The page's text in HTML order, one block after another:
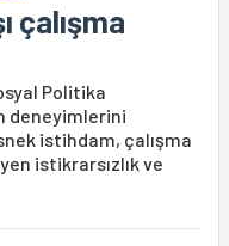
çalışma
Politika
deneyimlerini
istihdam, çalışma
istikrarsızlık ve